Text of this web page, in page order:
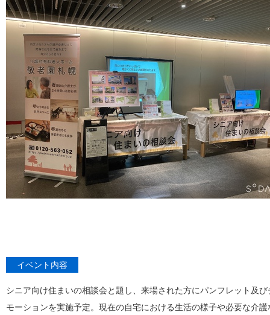
イベント内容
シニア向け住まいの相談会と題し、来場された方にパンフレット及
モーションを実施予定。現在の自宅における生活の様子や必要な介